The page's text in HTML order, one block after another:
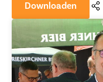
Downloaden